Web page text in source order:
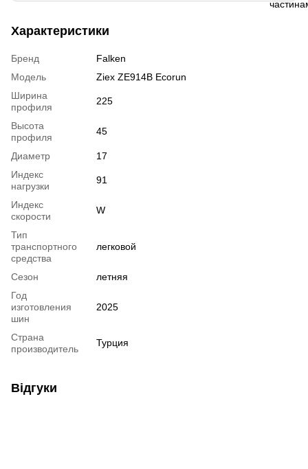
Характеристики
Бренд
Falken
Модель
Ziex ZE914B Ecorun
Ширина
профиля
225
Высота
профиля
45
Диаметр
17
Индекс
нагрузки
91
Индекс
скорости
W
Тип
транспортного
средства
легковой
Сезон
летняя
Год
изготовления
шин
2025
Страна
производитель
Турция
Відгуки